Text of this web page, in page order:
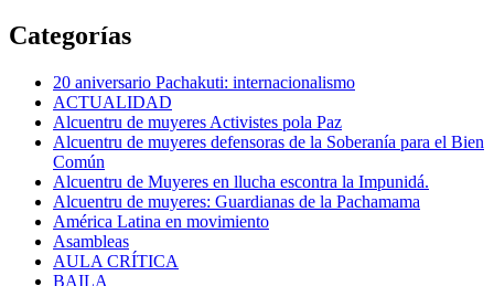
Categorías
20 aniversario Pachakuti: internacionalismo
ACTUALIDAD
Alcuentru de muyeres Activistes pola Paz
Alcuentru de muyeres defensoras de la Soberanía para el Bien
Común
Alcuentru de Muyeres en llucha escontra la Impunidá.
Alcuentru de muyeres: Guardianas de la Pachamama
América Latina en movimiento
Asambleas
AULA CRÍTICA
BAILA